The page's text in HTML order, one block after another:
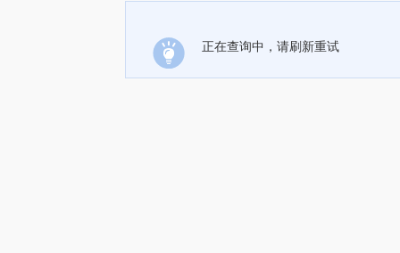
正在查询中，请刷新重试